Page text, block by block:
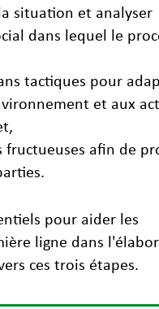
situation et analyser
dans lequel le
tactiques pour
et aux
fructueuses afin de
pour aider les
ligne dans
ces trois étapes.